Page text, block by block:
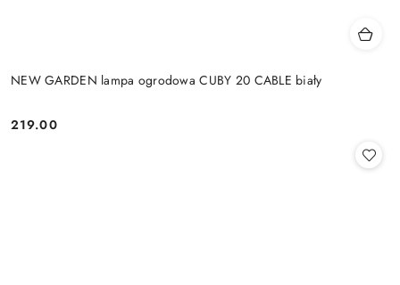
NEW GARDEN lampa ogrodowa CUBY 20 CABLE biały
Cena:
219.00